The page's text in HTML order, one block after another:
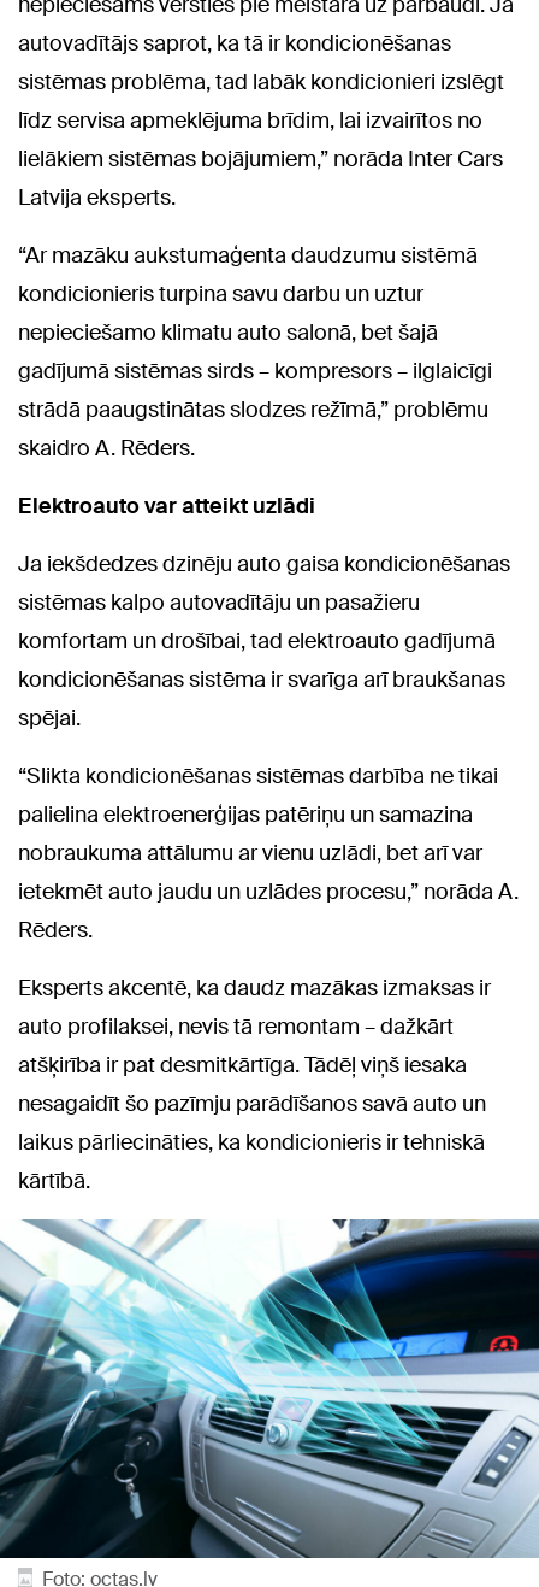
autovadītājs saprot, ka tā ir kondicionēšanas
sistēmas problēma, tad labāk kondicionieri izslēgt
līdz servisa apmeklējuma brīdim, lai izvairītos no
lielākiem sistēmas bojājumiem,” norāda Inter Cars
Latvija eksperts.
“Ar mazāku aukstumaģenta daudzumu sistēmā
kondicionieris turpina savu darbu un uztur
nepieciešamo klimatu auto salonā, bet šajā
gadījumā sistēmas sirds – kompresors – ilglaicīgi
strādā paaugstinātas slodzes režīmā,” problēmu
skaidro A. Rēders.
Elektroauto var atteikt uzlādi
Ja iekšdedzes dzinēju auto gaisa kondicionēšanas
sistēmas kalpo autovadītāju un pasažieru
komfortam un drošībai, tad elektroauto gadījumā
kondicionēšanas sistēma ir svarīga arī braukšanas
spējai.
“Slikta kondicionēšanas sistēmas darbība ne tikai
palielina elektroenerģijas patēriņu un samazina
nobraukuma attālumu ar vienu uzlādi, bet arī var
ietekmēt auto jaudu un uzlādes procesu,” norāda A.
Rēders.
Eksperts akcentē, ka daudz mazākas izmaksas ir
auto profilaksei, nevis tā remontam – dažkārt
atšķirība ir pat desmitkārtīga. Tādēļ viņš iesaka
nesagaidīt šo pazīmju parādīšanos savā auto un
laikus pārliecināties, ka kondicionieris ir tehniskā
kārtībā.
Foto: octas.lv